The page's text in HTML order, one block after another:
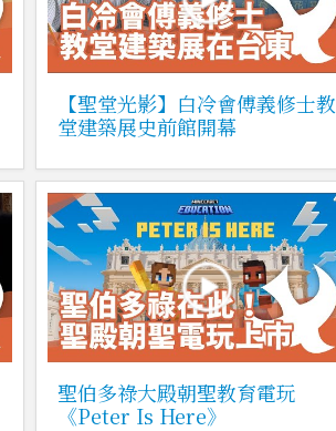
【聖堂光影】白冷會傅義修士教
堂建築展史前館開幕
聖伯多祿大殿朝聖教育電玩
《Peter Is Here》